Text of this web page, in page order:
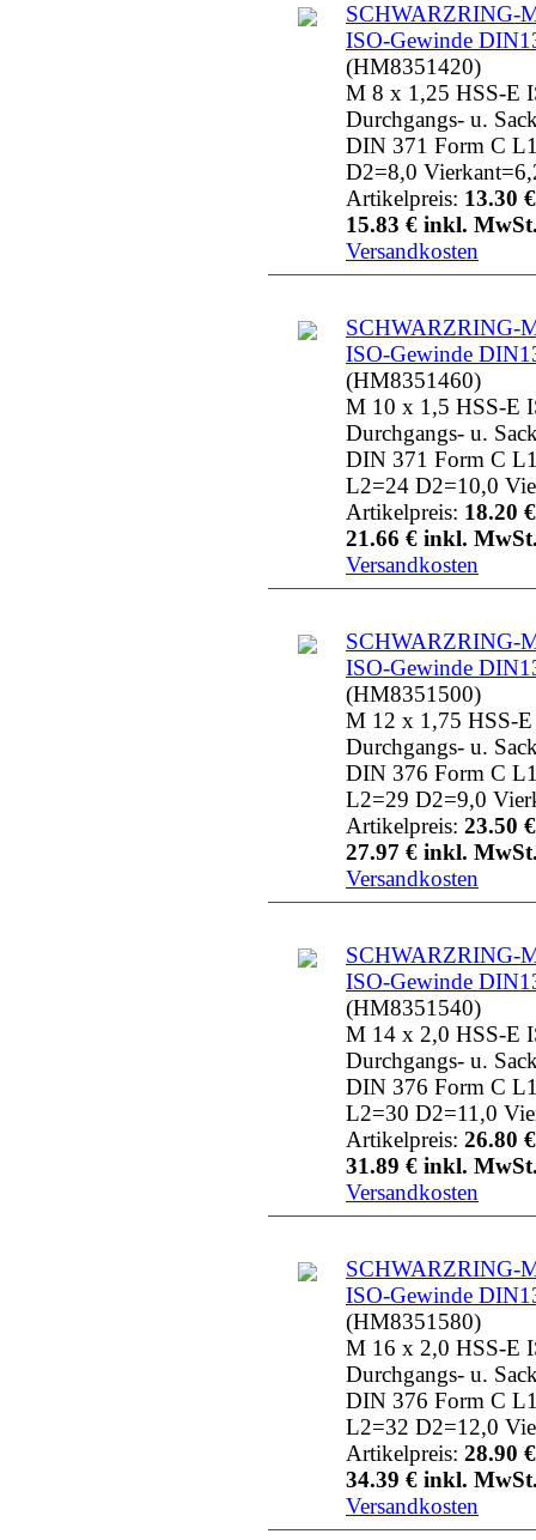
SCHWARZRING-
ISO-Gewinde
(HM8351420)
M 8 x 1,25 HSS-E
Durchgangs- u.
DIN 371 Form C
D2=8,0
Artikelpreis: 13.30
15.83 € inkl.
Versandkosten
SCHWARZRING-
ISO-Gewinde
(HM8351460)
M 10 x 1,5 HSS-E
Durchgangs- u.
DIN 371 Form C
L2=24 D2=10,0
Artikelpreis: 18.20
21.66 € inkl.
Versandkosten
SCHWARZRING-
ISO-Gewinde
(HM8351500)
M 12 x 1,75 HSS-
Durchgangs- u.
DIN 376 Form C
L2=29 D2=9,0
Artikelpreis: 23.50
27.97 € inkl.
Versandkosten
SCHWARZRING-
ISO-Gewinde
(HM8351540)
M 14 x 2,0 HSS-E
Durchgangs- u.
DIN 376 Form C
L2=30 D2=11,0
Artikelpreis: 26.80
31.89 € inkl.
Versandkosten
SCHWARZRING-
ISO-Gewinde
(HM8351580)
M 16 x 2,0 HSS-E
Durchgangs- u.
DIN 376 Form C
L2=32 D2=12,0
Artikelpreis: 28.90
34.39 € inkl.
Versandkosten